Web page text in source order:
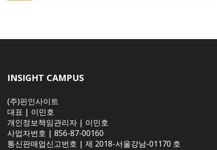
INSIGHT CAMPUS
(주)핀인사이트
대표 | 이민호
개인정보책임관리자 | 이민호
사업자번호 | 856-87-00160
통신판매업신고번호 | 제 2018-서울강남-01170 호